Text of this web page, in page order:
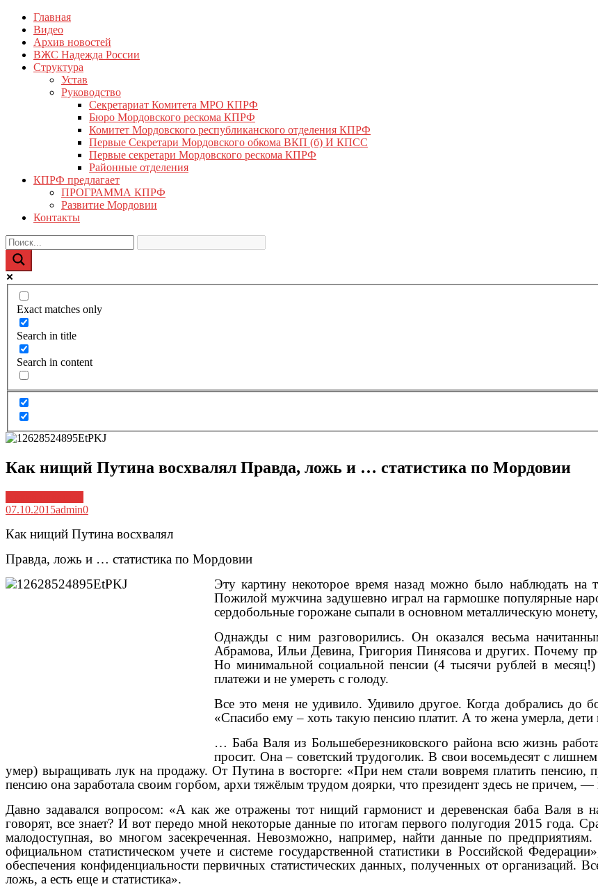
Перейти
содержимому
КПРФ Мордовия
Мордовское Региональное отделение КПРФ
Главная
Видео
Архив новостей
ВЖС Надежда России
Структура
Устав
Руководство
Секретариат Комитета МРО КПРФ
Бюро Мордовского рескома КПРФ
Комитет Мордовского республиканского отделения КПРФ
Первые Секретари Мордовского обкома ВКП (б) И КПСС
Первые секретари Мордовского рескома КПРФ
Районные отделения
КПРФ предлагает
ПРОГРАММА КПРФ
Развитие Мордовии
Контакты
Exact matches only
Search in title
Search in content
Как нищий Путина восхвалял Правда, ложь и … статистика по Мордовии
07.10.2015admin0
Как нищий Путина восхвалял
Правда, ложь и … статистика по Мордовии
Эту картину некоторое время назад можно было наблюдать на
Пожилой мужчина задушевно играл на гармошке популярные
сердобольные горожане сыпали в основном металлическую
Однажды с ним разговорились. Он оказался весьма
Абрамова, Ильи Девина, Григория Пинясова и других. Почему
Но минимальной социальной пенсии (4 тысячи рублей в
платежи и не умереть с голоду.
Все это меня не удивило. Удивило другое. Когда добрались до
«Спасибо ему – хоть такую пенсию платит. А то жена умерла,
… Баба Валя из Большеберезниковского района всю жизнь
просит. Она – советский трудоголик. В свои восемьдесят с
умер) выращивать лук на продажу. От Путина в восторге: «При нем стали вовремя платить пенсию,
пенсию она заработала своим горбом, архи тяжёлым трудом доярки, что президент здесь не причем,
Давно задавался вопросом: «А как же отражены тот нищий гармонист и деревенская баба Валя в
говорят, все знает? И вот передо мной некоторые данные по итогам первого полугодия 2015 года.
малодоступная, во многом засекреченная. Невозможно, например, найти данные по
официальном статистическом учете и системе государственной статистики в Российской
обеспечения конфиденциальности первичных статистических данных, полученных от организаций.
ложь, а есть еще и статистика».